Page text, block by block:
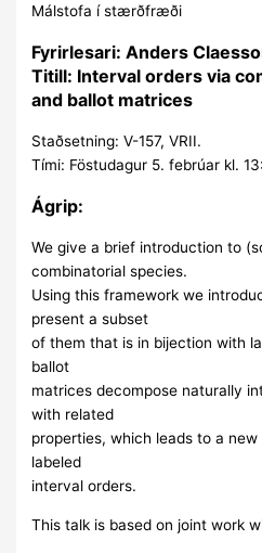
Málstofa í stærðfræði
Fyrirlesari: Anders
Titill: Interval orders via
and ballot matrices
Staðsetning: V-157, VRII.
Tími: Föstudagur 5. febrúar kl.
Ágrip:
We give a brief introduction to
combinatorial species.
Using this framework we
present a subset
of them that is in bijection with
ballot
matrices decompose naturally
with related
properties, which leads to a
labeled
interval orders.
This talk is based on joint work